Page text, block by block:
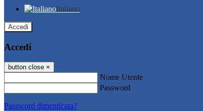
Italiano
Accedi
Accedi
button close ×
Nome Utente
Password
Password dimenticata?